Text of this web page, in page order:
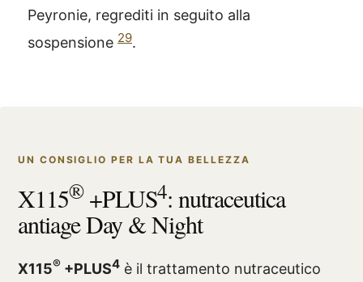
Peyronie, regrediti in seguito alla
sospensione 29.
UN CONSIGLIO PER LA TUA BELLEZZA
X115®+PLUS4: nutraceutica
antiage Day & Night
X115® +PLUS4 è il trattamento nutraceutico